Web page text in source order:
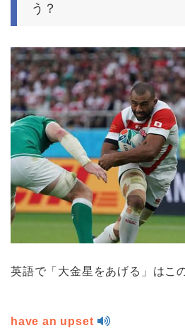
う？
英語で「大金星をあげる」はこ
have an upset